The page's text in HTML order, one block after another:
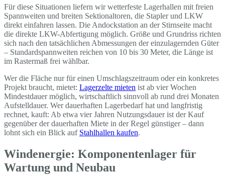
Für diese Situationen liefern wir wetterfeste Lagerhallen mit freien
Spannweiten und breiten Sektionaltoren, die Stapler und LKW
direkt einfahren lassen. Die Andockstation an der Stirnseite macht
die direkte LKW-Abfertigung möglich. Größe und Grundriss richten
sich nach den tatsächlichen Abmessungen der einzulagernden Güter
– Standardspannweiten reichen von 10 bis 30 Meter, die Länge ist
im Rastermaß frei wählbar.
Wer die Fläche nur für einen Umschlagszeitraum oder ein konkretes
Projekt braucht, mietet: Lagerzelte mieten ist ab vier Wochen
Mindestdauer möglich, wirtschaftlich sinnvoll ab rund drei Monaten
Aufstelldauer. Wer dauerhaften Lagerbedarf hat und langfristig
rechnet, kauft: Ab etwa vier Jahren Nutzungsdauer ist der Kauf
gegenüber der dauerhaften Miete in der Regel günstiger – dann
lohnt sich ein Blick auf Stahlhallen kaufen.
Windenergie: Komponentenlager für
Wartung und Neubau